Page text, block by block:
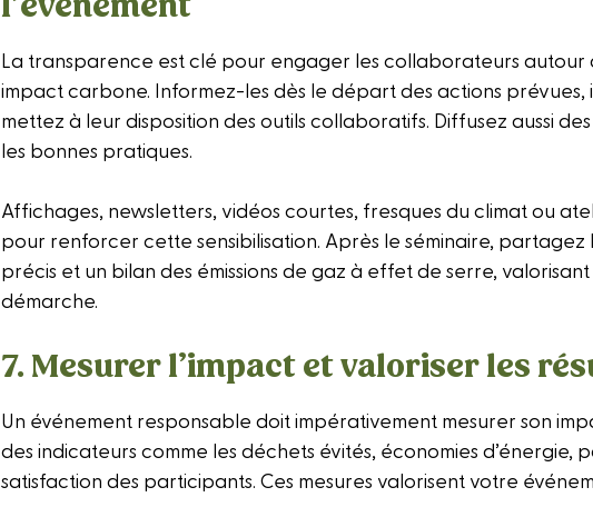
La transparence est clé pour engager les collaborateurs autour
impact carbone. Informez-les dès le départ des actions
mettez à leur disposition des outils collaboratifs. Diffusez aussi
les bonnes pratiques.
Affichages, newsletters, vidéos courtes, fresques du climat ou
pour renforcer cette sensibilisation. Après le séminaire, partagez
précis et un bilan des émissions de gaz à effet de serre,
démarche.
7. Mesurer l’impact et valoriser les
Un événement responsable doit impérativement mesurer son
des indicateurs comme les déchets évités, économies
satisfaction des participants. Ces mesures valorisent votre